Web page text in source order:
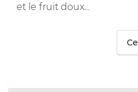
et le fruit doux...